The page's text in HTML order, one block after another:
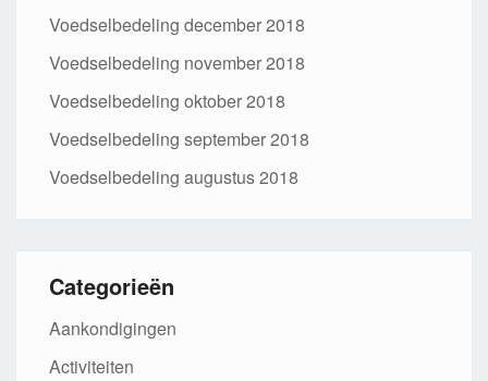
Voedselbedeling december 2018
Voedselbedeling november 2018
Voedselbedeling oktober 2018
Voedselbedeling september 2018
Voedselbedeling augustus 2018
Categorieën
Aankondigingen
Activiteiten